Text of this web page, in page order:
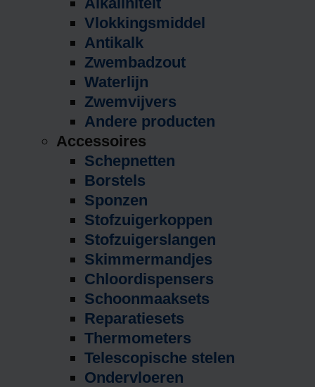
Vlokkingsmiddel
Antikalk
Zwembadzout
Waterlijn
Zwemvijvers
Andere producten
Accessoires
Schepnetten
Borstels
Sponzen
Stofzuigerkoppen
Stofzuigerslangen
Skimmermandjes
Chloordispensers
Schoonmaaksets
Reparatiesets
Thermometers
Telescopische stelen
Ondervloeren